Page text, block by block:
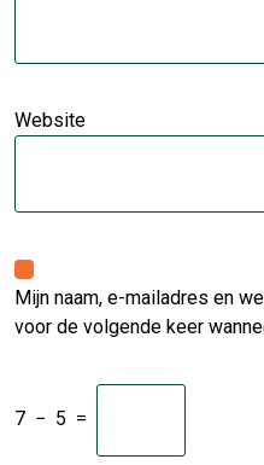
Website
Mijn naam, e-mailadres en
voor de volgende keer
7 − 5 =